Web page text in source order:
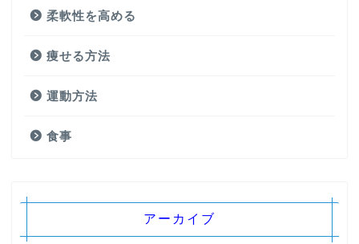
柔軟性を高める
痩せる方法
運動方法
食事
アーカイブ